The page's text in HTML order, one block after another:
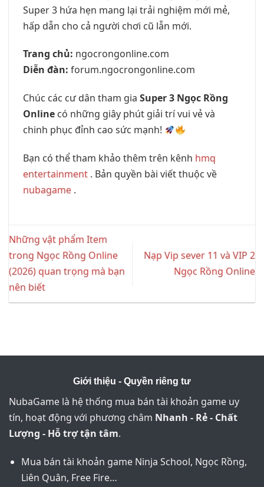
Super 3 hứa hẹn mang lại trải nghiệm mới mẻ,
hấp dẫn cho cả người chơi cũ lẫn mới.
Trang chủ: ngocrongonline.com
Diễn đàn: forum.ngocrongonline.com
Chúc các cư dân tham gia Super 3 Ngọc Rồng
Online có những giây phút giải trí vui vẻ và
chinh phục đỉnh cao sức mạnh!
Bạn có thể tham khảo thêm trên kênh hmq
entertainment . Bản quyền bài viết thuộc về
nubagame .
Những vật phẩm Item
trong Ngọc Rồng Online
(2026) quan trọng mà bạn
nên biết
Nạp Vip sever 11 và VIP 2
Ngọc Rồng Online
Giới thiệu - Quyền riêng tư
NubaGame là hệ thống mua bán tài khoản game uy
tín, hoạt động với phương châm Nhanh - Rẻ - Chất
Lượng - Hỗ trợ tận tâm.
Mua bán tài khoản game Ninja School, Ngọc Rồng,
Liên Quân, Free Fire…